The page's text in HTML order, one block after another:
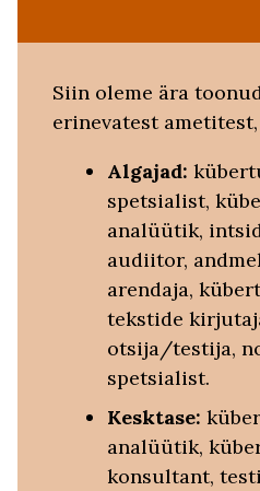
Siin oleme ära
erinevatest
Algajad:
spetsialist,
analüütik,
audiitor,
arendaja,
tekstide
otsija/testija,
spetsialist.
Kesktase:
analüütik,
konsultant,